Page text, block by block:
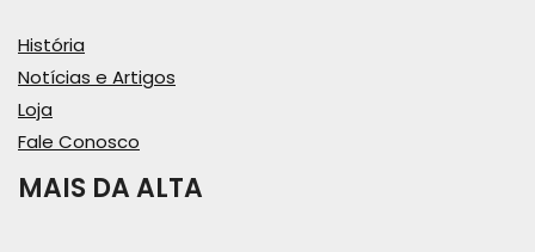
História
Notícias e Artigos
Loja
Fale Conosco
MAIS DA ALTA